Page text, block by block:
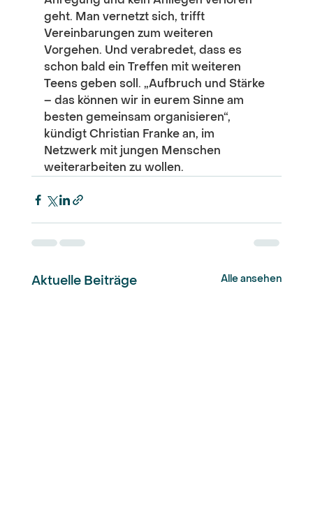
geht. Man vernetzt sich, trifft
Vereinbarungen zum weiteren
Vorgehen. Und verabredet, dass es
schon bald ein Treffen mit weiteren
Teens geben soll. „Aufbruch und Stärke
– das können wir in eurem Sinne am
besten gemeinsam organisieren“,
kündigt Christian Franke an, im
Netzwerk mit jungen Menschen
weiterarbeiten zu wollen.
Aktuelle Beiträge Alle ansehen